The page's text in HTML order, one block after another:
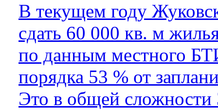
В текущем году
сдать 60 000 кв. м
по данным местного
порядка 53 % от
Это в общей